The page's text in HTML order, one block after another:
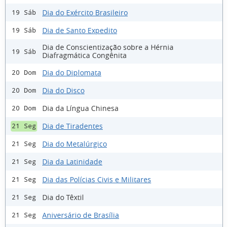
19 Sáb Dia do Exército Brasileiro
19 Sáb Dia de Santo Expedito
19 Sáb
Dia de Conscientização sobre a Hérnia
Diafragmática Congênita
20 Dom Dia do Diplomata
20 Dom Dia do Disco
20 Dom Dia da Língua Chinesa
21 Seg Dia de Tiradentes
21 Seg Dia do Metalúrgico
21 Seg Dia da Latinidade
21 Seg Dia das Polícias Civis e Militares
21 Seg Dia do Têxtil
21 Seg Aniversário de Brasília